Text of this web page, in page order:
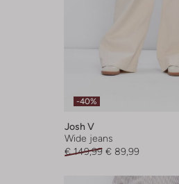
-40%
Josh V
Wide jeans
€ 149,99 € 89,99